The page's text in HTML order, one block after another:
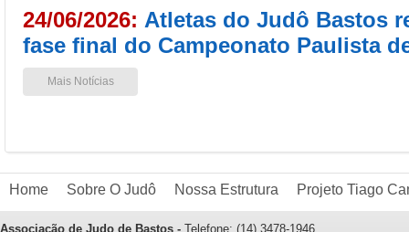
24/06/2026: Atletas do Judô Bastos
fase final do Campeonato Paulista
Mais Notícias
Home Sobre O Judô Nossa Estrutura Projeto Tiago
Associacão de Judo de Bastos - Telefone: (14) 3478-1946